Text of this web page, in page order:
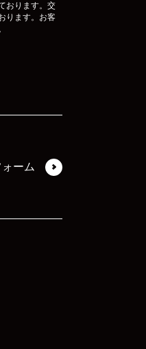
おります。交
ります。お客
ーム